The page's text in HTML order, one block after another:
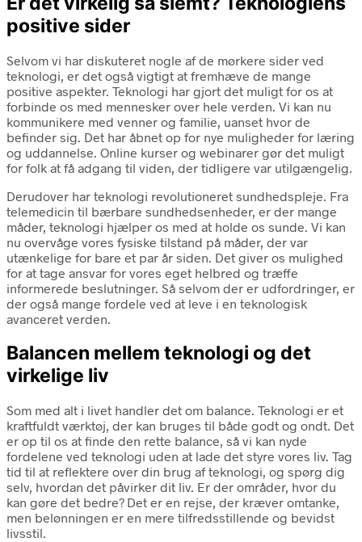
positive sider
Selvom vi har diskuteret nogle af de mørkere sider ved
teknologi, er det også vigtigt at fremhæve de mange
positive aspekter. Teknologi har gjort det muligt for os at
forbinde os med mennesker over hele verden. Vi kan nu
kommunikere med venner og familie, uanset hvor de
befinder sig. Det har åbnet op for nye muligheder for læring
og uddannelse. Online kurser og webinarer gør det muligt
for folk at få adgang til viden, der tidligere var utilgængelig.
Derudover har teknologi revolutioneret sundhedspleje. Fra
telemedicin til bærbare sundhedsenheder, er der mange
måder, teknologi hjælper os med at holde os sunde. Vi kan
nu overvåge vores fysiske tilstand på måder, der var
utænkelige for bare et par år siden. Det giver os mulighed
for at tage ansvar for vores eget helbred og træffe
informerede beslutninger. Så selvom der er udfordringer, er
der også mange fordele ved at leve i en teknologisk
avanceret verden.
Balancen mellem teknologi og det
virkelige liv
Som med alt i livet handler det om balance. Teknologi er et
kraftfuldt værktøj, der kan bruges til både godt og ondt. Det
er op til os at finde den rette balance, så vi kan nyde
fordelene ved teknologi uden at lade det styre vores liv. Tag
tid til at reflektere over din brug af teknologi, og spørg dig
selv, hvordan det påvirker dit liv. Er der områder, hvor du
kan gøre det bedre? Det er en rejse, der kræver omtanke,
men belønningen er en mere tilfredsstillende og bevidst
livsstil.